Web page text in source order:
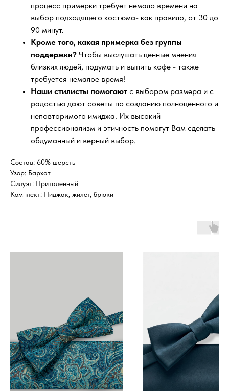
процесс примерки требует немало времени на
выбор подходящего костюма- как правило, от 30 до
90 минут.
Кроме того, какая примерка без группы
поддержки? Чтобы выслушать ценные мнения
близких людей, подумать и выпить кофе - также
требуется немалое время!
Наши стилисты помогают с выбором размера и с
радостью дают советы по созданию полноценного и
неповторимого имиджа. Их высокий
профессионализм и этичность помогут Вам сделать
обдуманный и верный выбор.
Состав: 60% шерсть
Узор: Бархат
Силуэт: Приталенный
Комплект: Пиджак, жилет, брюки